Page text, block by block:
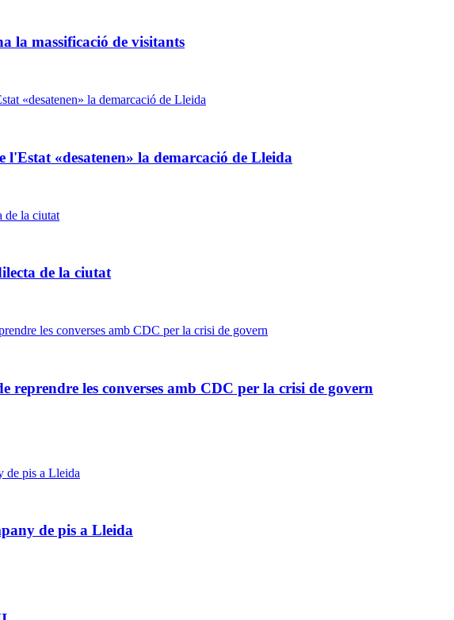
la massificació de visitants
l'Estat «desatenen» la demarcació de Lleida
de la ciutat
reprendre les converses amb CDC per la crisi de govern
de pis a Lleida